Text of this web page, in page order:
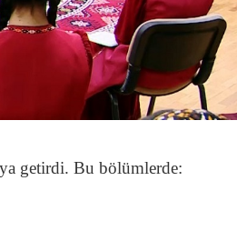
getirdi. Bu bölümlerde: